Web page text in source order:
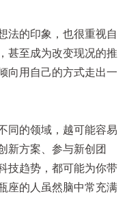
法的印象，也很重视自
甚至成为改变现况的推
向用自己的方式走出一
同的领域，越可能容易
新方案、参与新创团
技趋势，都可能为你带
座的人虽然脑中常充满